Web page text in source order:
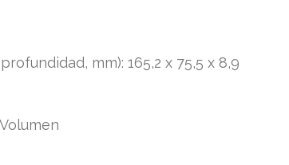
mm): 165,2 x 75,5 x 8,9